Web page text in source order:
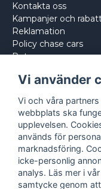
Kontakta oss
Kampanjer och
Reklamation
Policy chase cars
Returnera
Vi använder
Vi och våra
webbplats ska
upplevelsen.
används för
marknadsföring.
icke-personlig
analys. Läs mer i vår
samtycke genom